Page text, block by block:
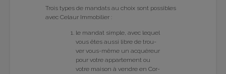
Trois types de man­dats au choix sont pos­sibles
avec Celaur Immo­bi­lier :
le man­dat simple, avec lequel
vous êtes aussi libre de trou­
ver vous-même un acqué­reur
pour votre appar­te­ment ou
votre mai­son à vendre en Cor­